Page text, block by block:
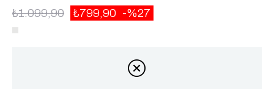
₺1.099,90 ₺799,90 27